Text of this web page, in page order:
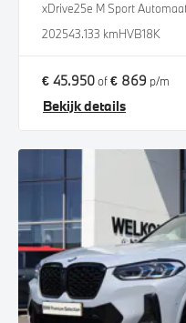
xDrive25e M Sport
202543.133 kmHVB18K
€ 45.950of€ 869 p/m
Bekijk details